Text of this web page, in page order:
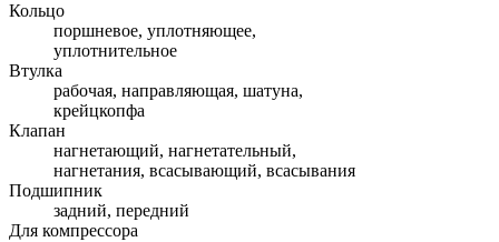
Кольцо
поршневое, уплотняющее,
уплотнительное
Втулка
рабочая, направляющая, шатуна,
крейцкопфа
Клапан
нагнетающий, нагнетательный,
нагнетания, всасывающий, всасывания
Подшипник
задний, передний
Для компрессора